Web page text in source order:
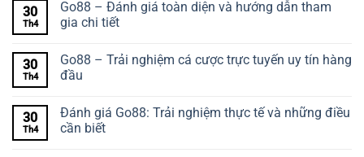
30
Th4
Go88 – Đánh giá toàn diện và hướng dẫn tham
gia chi tiết
30
Th4
Go88 – Trải nghiệm cá cược trực tuyến uy tín hàng
đầu
30
Th4
Đánh giá Go88: Trải nghiệm thực tế và những điều
cần biết